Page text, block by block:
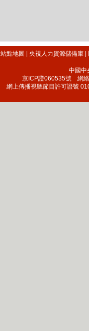
站點地圖 央視人力資源儲備庫|
中國中
京ICP證060535號網絡
網上傳播視聽節目許可證號